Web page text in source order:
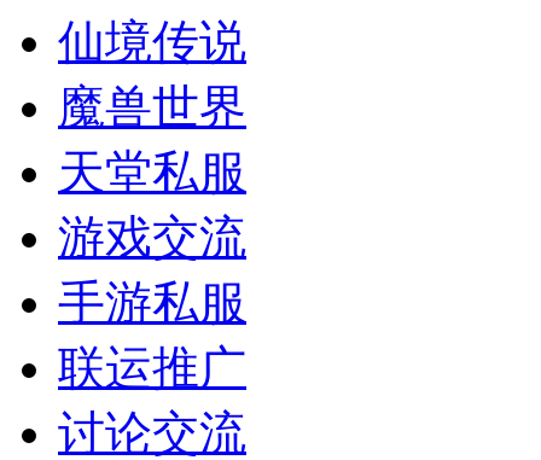
仙境传说
魔兽世界
天堂私服
游戏交流
手游私服
联运推广
讨论交流